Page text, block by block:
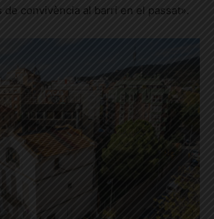
de convivència al barri en el passat».